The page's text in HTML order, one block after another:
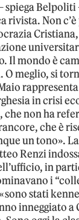
spiega Belpoliti
rivista. Non
Cristiana,
Il mondo è
meglio, si
in crisi
che non ha
che è
un tono».
Renzi
in
i
stati
inneggiato a